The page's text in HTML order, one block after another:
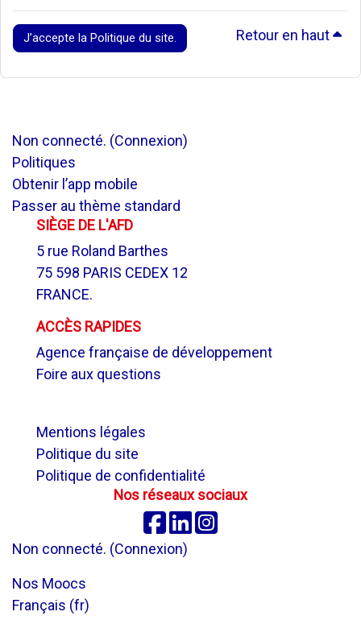
J’accepte la Politique du site. Retour en haut
Non connecté. (Connexion)
Politiques
Obtenir l’app mobile
Passer au thème standard
SIÈGE DE L'AFD
5 rue Roland Barthes
75 598 PARIS CEDEX 12
FRANCE.
ACCÈS RAPIDES
Agence française de développement
Foire aux questions
Mentions légales
Politique du site
Politique de confidentialité
Nos réseaux sociaux
Facebook
Linkedin
Non connecté. (Connexion)
Nos Moocs
Français ‎(fr)‎